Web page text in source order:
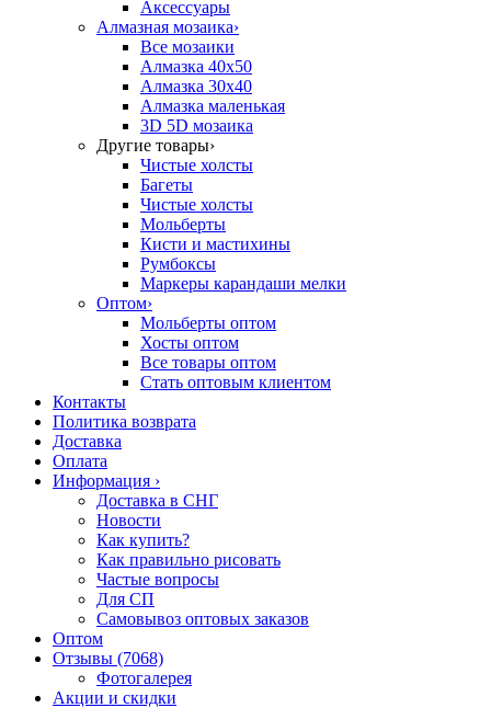
Аксессуары
Алмазная мозаика›
Все мозаики
Алмазка 40х50
Алмазка 30х40
Алмазка маленькая
3D 5D мозаика
Другие товары›
Чистые холсты
Багеты
Чистые холсты
Мольберты
Кисти и мастихины
Румбоксы
Маркеры карандаши мелки
Оптом›
Мольберты оптом
Хосты оптом
Все товары оптом
Стать оптовым клиентом
Контакты
Политика возврата
Доставка
Оплата
Информация ›
Доставка в СНГ
Новости
Как купить?
Как правильно рисовать
Частые вопросы
Для СП
Самовывоз оптовых заказов
Оптом
Отзывы (7068)
Фотогалерея
Акции и скидки